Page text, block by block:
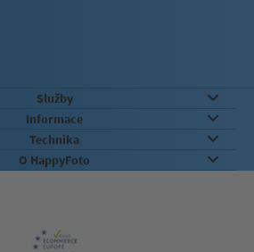
Služby
Informace
Technika
O HappyFoto